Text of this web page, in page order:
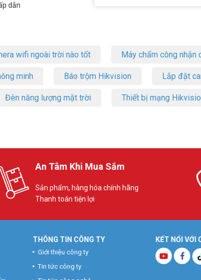
dẫn
wifi ngoài trời nào tốt Máy chấm công nhận
minh Báo trộm Hikvision Lắp đặt
Đèn năng lượng mặt trời Thiết bị mạng
An Tâm Khi Mua Sắm
Sản phẩm, hàng hóa chính hãng
Thanh toán tiện lợi
KẾT NỐI VỚI
THÔNG TIN CÔNG TY
Giới thiệu công ty
Tin tức công ty